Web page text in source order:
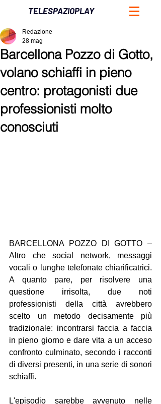
TELESPAZIOPLAY
Barcellona Pozzo di Gotto,
volano schiaffi in pieno
centro: protagonisti due
professionisti molto
conosciuti
Redazione
28 mag
BARCELLONA POZZO DI GOTTO –
Altro che social network, messaggi
vocali o lunghe telefonate chiarificatrici.
A quanto pare, per risolvere una
questione irrisolta, due noti
professionisti della città avrebbero
scelto un metodo decisamente più
tradizionale: incontrarsi faccia a faccia
in pieno giorno e dare vita a un acceso
confronto culminato, secondo i racconti
di diversi presenti, in una serie di sonori
schiaffi.
L'episodio sarebbe avvenuto nelle